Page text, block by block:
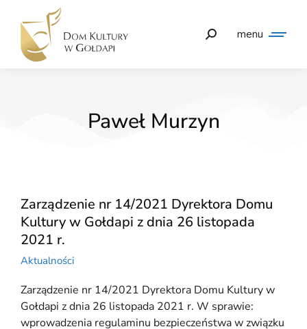
menu
Paweł Murzyn
Zarządzenie nr 14/2021 Dyrektora Domu
Kultury w Gołdapi z dnia 26 listopada
2021 r.
Aktualności
Zarządzenie nr 14/2021 Dyrektora Domu Kultury w
Gołdapi z dnia 26 listopada 2021 r. W sprawie:
wprowadzenia regulaminu bezpieczeństwa w związku